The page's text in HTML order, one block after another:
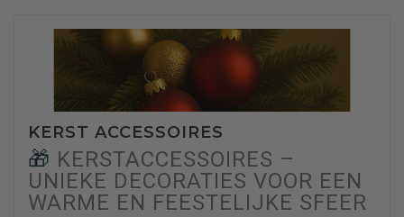
KERST ACCESSOIRES
🎁 KERSTACCESSOIRES –
UNIEKE DECORATIES VOOR EEN
WARME EN FEESTELIJKE SFEER